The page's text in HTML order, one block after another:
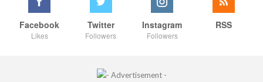
Facebook
Likes
Twitter
Followers
Instagram
Followers
RSS